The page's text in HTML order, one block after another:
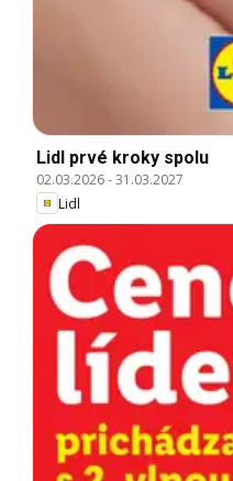
Lidl prvé kroky spolu
02.03.2026-31.03.2027
Lidl